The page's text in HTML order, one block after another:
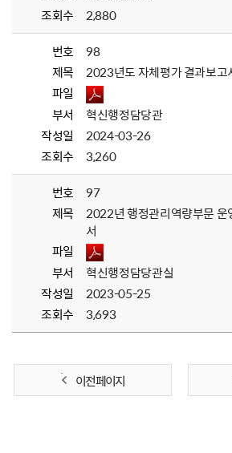
조회수
2,880
번호
98
제목
2023년도 자체평가 결과보고
파일
부서
혁신행정담당관
작성일
2024-03-26
조회수
3,260
번호
97
제목
2022년 행정관리역량부문 운
서
파일
부서
혁신행정담당관실
작성일
2023-05-25
조회수
3,693
이전 페이지